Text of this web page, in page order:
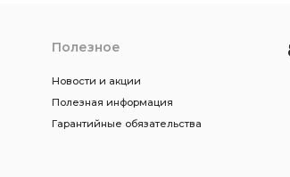
Полезное
Новости и акции
Полезная информация
Гарантийные обязательства